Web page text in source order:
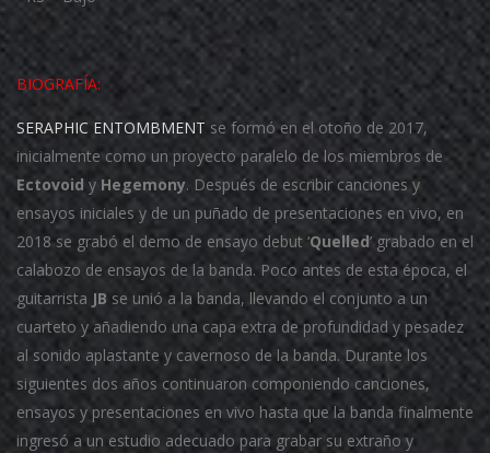
BIOGRAFÍA:
SERAPHIC ENTOMBMENT se formó en el otoño de 2017,
inicialmente como un proyecto paralelo de los miembros de
Ectovoid y Hegemony. Después de escribir canciones y
ensayos iniciales y de un puñado de presentaciones en vivo, en
2018 se grabó el demo de ensayo debut ‘Quelled’ grabado en el
calabozo de ensayos de la banda. Poco antes de esta época, el
guitarrista JB se unió a la banda, llevando el conjunto a un
cuarteto y añadiendo una capa extra de profundidad y pesadez
al sonido aplastante y cavernoso de la banda. Durante los
siguientes dos años continuaron componiendo canciones,
ensayos y presentaciones en vivo hasta que la banda finalmente
ingresó a un estudio adecuado para grabar su extraño y